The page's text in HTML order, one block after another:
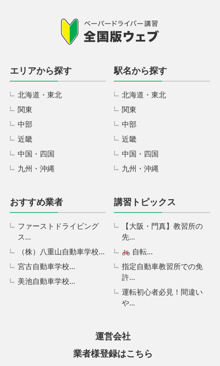
エリアから探す
北海道・東北
関東
中部
近畿
中国・四国
九州・沖縄
駅名から探す
北海道・東北
関東
中部
近畿
中国・四国
九州・沖縄
おすすめ業者
ファーストドライビング
ス...
（株）八重山自動車学校...
宮古自動車学校...
美池自動車学校...
講習トピックス
【大阪・門真】教習所の
先...
自転...
指定自動車教習所での免
許...
運転初心者必見！間違い
や...
運営会社
業者様登録はこちら